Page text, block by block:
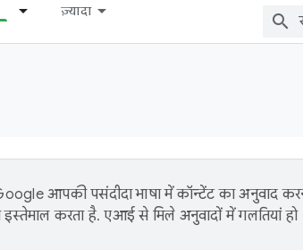
ज़्यादा
आपकी पसंदीदा भाषा में कॉन्टेंट का अनुवाद
करता है. एआई से मिले अनुवादों में गलतियां हो